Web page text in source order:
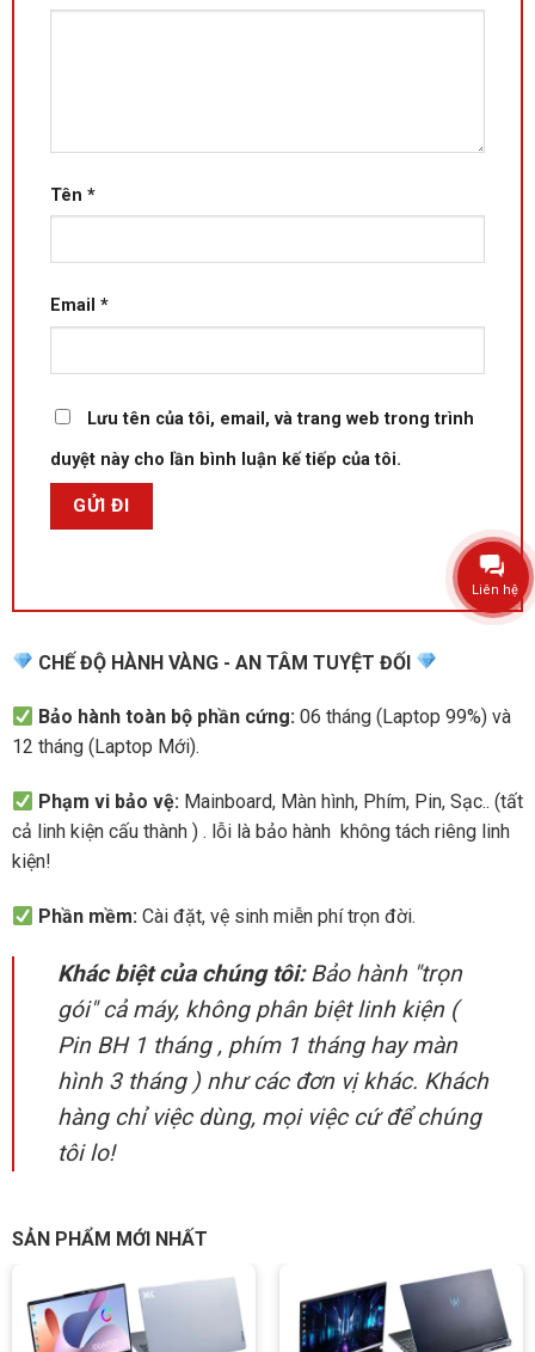
Tên *
Email *
Lưu tên của tôi, email, và trang web trong trình
duyệt này cho lần bình luận kế tiếp của tôi.
CHẾ ĐỘ HÀNH VÀNG - AN TÂM TUYỆT ĐỐI
Bảo hành toàn bộ phần cứng: 06 tháng (Laptop 99%) và
12 tháng (Laptop Mới).
Phạm vi bảo vệ: Mainboard, Màn hình, Phím, Pin, Sạc.. (tất
cả linh kiện cấu thành ) . lỗi là bảo hành không tách riêng linh
kiện!
Phần mềm: Cài đặt, vệ sinh miễn phí trọn đời.
Khác biệt của chúng tôi:Bảo hành "trọn
gói" cả máy, không phân biệt linh kiện (
Pin BH 1 tháng , phím 1 tháng hay màn
hình 3 tháng ) như các đơn vị khác. Khách
hàng chỉ việc dùng, mọi việc cứ để chúng
tôi lo!
SẢN PHẨM MỚI NHẤT
Liên hệ